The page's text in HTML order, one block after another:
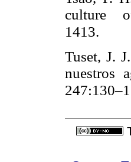
culture
1413.
Tuset, J.
nuestros